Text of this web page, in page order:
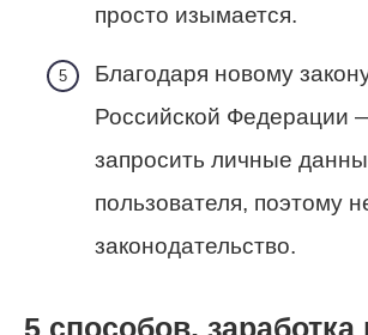
просто изымается.
Благодаря новому
Российской Федерации
запросить личные
пользователя, поэтому
законодательство.